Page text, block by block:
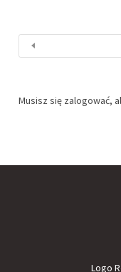
Musisz się zalogować,
Logo